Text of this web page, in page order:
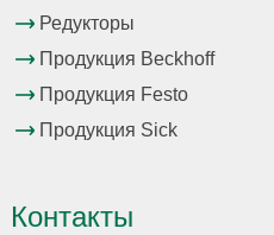
Редукторы
Продукция Beckhoff
Продукция Festo
Продукция Sick
Контакты